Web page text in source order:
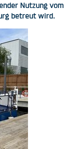
Nutzung vom
betreut wird.